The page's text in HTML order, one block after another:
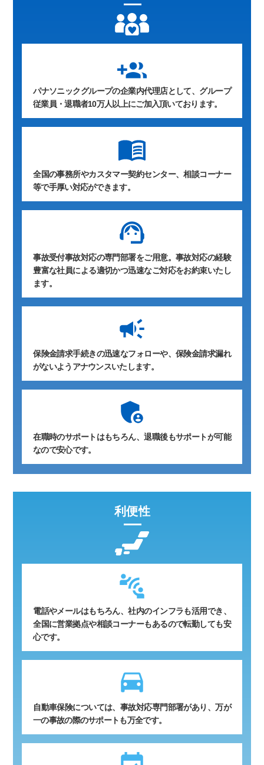
group_add
パナソニックグループの企業内代理店として、グループ
従業員・退職者10万人以上にご加入頂いております。
全国の事務所やカスタマー契約センター、相談コーナー
等で手厚い対応ができます。
事故受付事故対応の専門部署をご用意。事故対応の経験
豊富な社員による適切かつ迅速なご対応をお約束いたし
ます。
保険金請求手続きの迅速なフォローや、保険金請求漏れ
がないようアナウンスいたします。
在職時のサポートはもちろん、退職後もサポートが可能
なので安心です。
利便性
電話やメールはもちろん、社内のインフラも活用でき、
全国に営業拠点や相談コーナーもあるので転勤しても安
心です。
time_to_leave
自動車保険については、事故対応専門部署があり、万が
一の事故の際のサポートも万全です。